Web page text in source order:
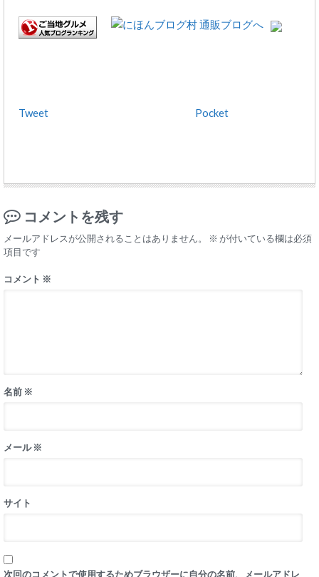
Tweet Pocket
コメントを残す
メールアドレスが公開されることはありません。 ※ が付いている欄は必須
項目です
コメント ※
名前 ※
メール※
サイト
次回のコメントで使用するためブラウザーに自分の名前、メールアドレ